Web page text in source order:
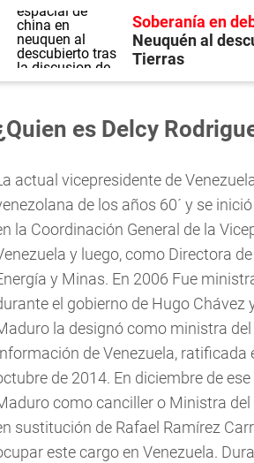
Soberanía en
Neuquén al
Tierras
es Delcy
actual vicepresidente de
de los años 60´ y se
la Coordinación General de la
y luego, como Directora
y Minas. En 2006 Fue
el gobierno de Hugo Chávez
la designó como ministra
de Venezuela,
de 2014. En diciembre de
como canciller o Ministra
sustitución de Rafael Ramírez
este cargo en Venezuela.